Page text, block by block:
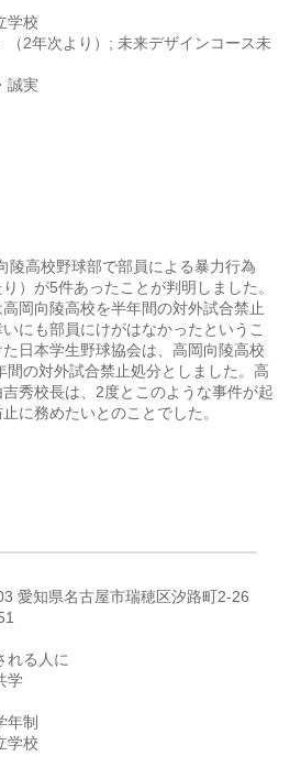
学校
（2年次より）; 未来デザインコース未
誠実
陵高校野球部で部員による暴力行為
り）が5件あったことが判明しました。
岡向陵高校を半年間の対外試合禁止
にも部員にけがはなかったというこ
日本学生野球協会は、高岡向陵高校
間の対外試合禁止処分としました。高
秀校長は、2度とこのような事件が起
に務めたいとのことでした。
愛知県名古屋市瑞穂区汐路町2-26
れる人に
学
年制
学校